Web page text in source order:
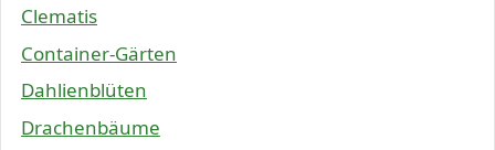
Clematis
Container-Gärten
Dahlienblüten
Drachenbäume